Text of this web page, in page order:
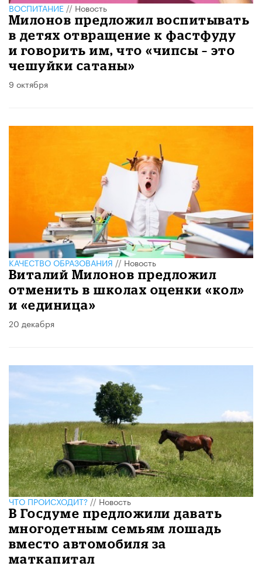
ВОСПИТАНИЕ//Новость
Милонов предложил воспитывать
в детях отвращение к фастфуду
и говорить им, что «чипсы – это
чешуйки сатаны»
9 октября
КАЧЕСТВО ОБРАЗОВАНИЯ//Новость
Виталий Милонов предложил
отменить в школах оценки «кол»
и «единица»
20 декабря
ЧТО ПРОИСХОДИТ?//Новость
В Госдуме предложили давать
многодетным семьям лошадь
вместо автомобиля за
маткапитал